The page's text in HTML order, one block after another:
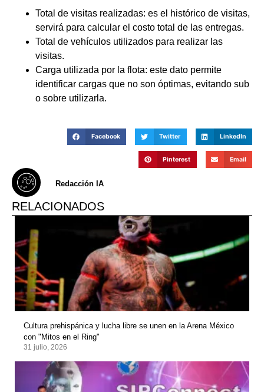
Total de visitas realizadas: es el histórico de visitas,
servirá para calcular el costo total de las entregas.
Total de vehículos utilizados para realizar las
visitas.
Carga utilizada por la flota: este dato permite
identificar cargas que no son óptimas, evitando sub
o sobre utilizarla.
Facebook Twitter LinkedIn
Pinterest Email
Redacción IA
RELACIONADOS
Cultura prehispánica y lucha libre se unen en la Arena México
con "Mitos en el Ring"
31 julio, 2026